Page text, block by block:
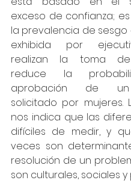
exceso de confianza;
la prevalencia de
exhibida por
realizan la toma de
reduce la
aprobación de
solicitado por mujeres.
nos indica que las
difíciles de medir, y
veces son
resolución de un
son culturales, sociales y